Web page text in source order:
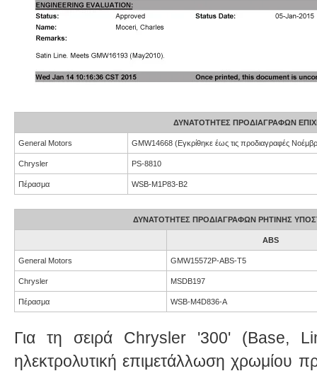
ΔΥΝΑΤΌΤΗΤΕΣ ΠΡΟΔΙΑΓΡΑΦΏΝ
General Motors GMW14668 (Εγκρίθηκε έως τις προδιαγραφές
Chrysler PS-8810
Πέρασμα WSB-M1P83-B2
ΔΥΝΑΤΌΤΗΤΕΣ ΠΡΟΔΙΑΓΡΑΦΏΝ ΡΗΤΊΝΗΣ
ABS
General Motors GMW15572P-ABS-T5
Chrysler MSDB197
Πέρασμα WSB-M4D836-A
Για τη σειρά Chrysler '300' (Base,
ηλεκτρολυτική επιμετάλλωση χρωμίου